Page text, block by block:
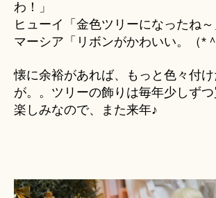
わ！」
ヒューイ「金色ツリーになったね～
マーシア「リボンがかわいい。（*
懐に余裕があれば、もっと色々付
が。。ツリーの飾りは毎年少しず
楽しみなので、また来年♪